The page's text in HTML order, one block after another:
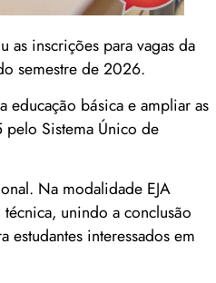
as inscrições para vagas da
semestre de 2026.
educação básica e ampliar as
Sistema Único de
Na modalidade EJA
unindo a conclusão
interessados em